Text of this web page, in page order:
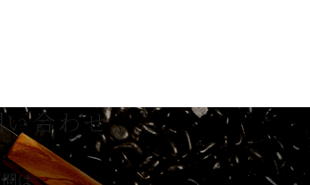
い合わせ
は